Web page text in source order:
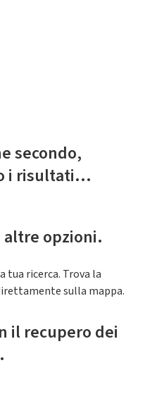
secondo,
i risultati...
altre opzioni.
ricerca. Trova la
sulla mappa.
il recupero dei